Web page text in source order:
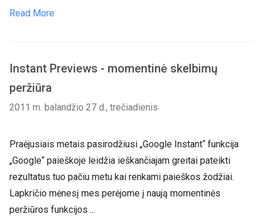
Read More
Instant Previews - momentinė skelbimų
peržiūra
2011 m. balandžio 27 d., trečiadienis
Praėjusiais metais pasirodžiusi „Google Instant“ funkcija
„Google“ paieškoje leidžia ieškančiajam greitai pateikti
rezultatus tuo pačiu metu kai renkami paieškos žodžiai.
Lapkričio mėnesį mes perėjome į naują momentinės
peržiūros funkcijos ...